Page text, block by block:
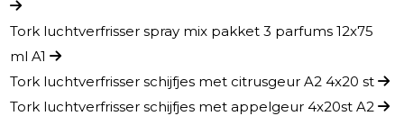
Tork luchtverfrisser spray mix pakket 3 parfums 12x75
ml A1
Tork luchtverfrisser schijfjes met citrusgeur A2 4x20 st
Tork luchtverfrisser schijfjes met appelgeur 4x20st A2